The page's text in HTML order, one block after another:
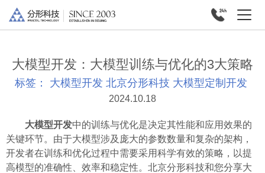
大模型开发：大模型训练与优化的3大策略
标签： 大模型开发 北京分形科技 大模型定制开发
2024.10.18
大模型开发中的训练与优化是决定其性能和应用效果的
关键环节。由于大模型涉及庞大的参数数量和复杂的架构，
开发者在训练和优化过程中需要采用科学有效的策略，以提
高模型的准确性、效率和稳定性。北京分形科技和您分享大